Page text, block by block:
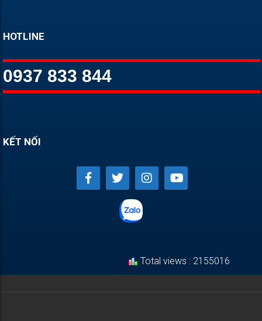
HOTLINE
0937 833 844
KẾT NỐI
Total views : 2155016